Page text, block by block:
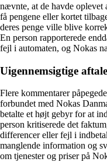
nævnte, at de havde oplevet
få pengene eller kortet
deres penge ville blive
En person rapporterede
fejl i automaten, og Nokas
Uigennemsigtige
Flere kommentarer
forbundet med Nokas
betalte et højt gebyr for at
person kritiserede det
differencer eller fejl i
manglende information og
om tjenester og priser på